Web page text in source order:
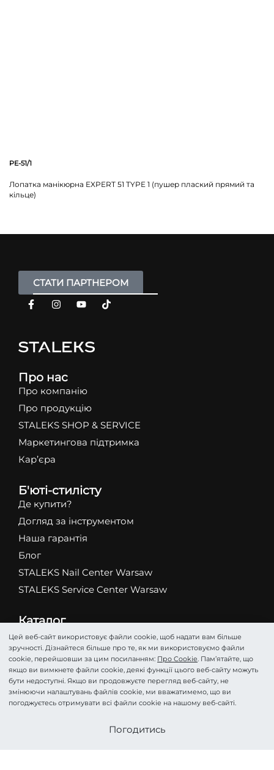
PE-51/1
Лопатка манікюрна EXPERT 51 TYPE 1 (пушер плаский прямий та
кільце)
СТАТИ ПАРТНЕРОМ
Про нас
Про компанію
Про продукцію
STALEKS SHOP & SERVICE
Маркетингова підтримка
Кар’єра
Б'юті-стилісту
Де купити?
Догляд за інструментом
Наша гарантія
Блог
STALEKS Nail Center Warsaw
STALEKS Service Center Warsaw
Каталог
Абразиви
Ножиці
Кусачки
Фрези
Пінцети
Стати партнером
Цей веб-сайт використовує файли cookie, щоб надати вам більше
зручності. Дізнайтеся більше про те, як ми використовуємо файли
cookie, перейшовши за цим посиланням: Про Cookie. Пам’ятайте, що
якщо ви вимкнете файли cookie, деякі функції цього веб-сайту можуть
бути недоступні. Якщо ви продовжуєте перегляд веб-сайту, не
змінюючи налаштувань файлів cookie, ми вважатимемо, що ви
погоджуєтесь отримувати всі файли cookie на нашому веб-сайті.
Погодитись